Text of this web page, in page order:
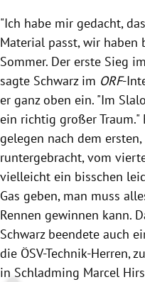
"Ich habe mir gedacht,
Material passt, wir
Sommer. Der erste Sieg
sagte Schwarz im ORF-
er ganz oben ein. "Im
ein richtig großer Traum."
gelegen nach dem
runtergebracht, vom
vielleicht ein bisschen
Gas geben, man muss
Rennen gewinnen kann.
Schwarz beendete auch
die ÖSV-Technik-Herren,
in Schladming Marcel